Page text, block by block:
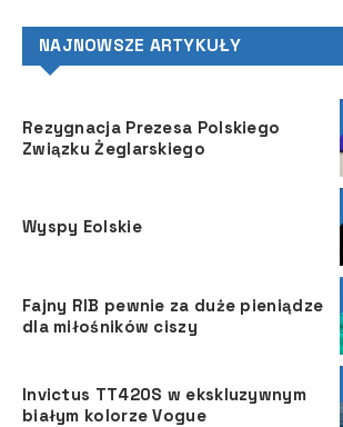
NAJNOWSZE ARTYKUŁY
Rezygnacja Prezesa Polskiego
Związku Żeglarskiego
Wyspy Eolskie
Fajny RIB pewnie za duże pieniądze
dla miłośników ciszy
Invictus TT420S w ekskluzywnym
białym kolorze Vogue